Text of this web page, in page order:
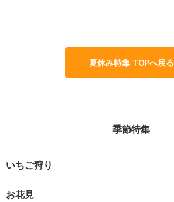
夏休み特集 TOPへ戻る
季節特集
いちご狩り
お花見